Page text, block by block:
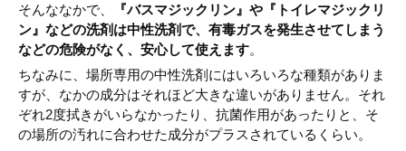
そんななかで、
『バスマジックリン』や『トイレマジックリ
ン』などの洗剤は中性洗剤で、有毒ガスを発生させてしまう
などの危険がなく、安心して使えます。
ちなみに、場所専用の中性洗剤にはいろいろな種類がありま
すが、なかの成分はそれほど大きな違いがありません。それ
ぞれ2度拭きがいらなかったり、抗菌作用があったりと、そ
の場所の汚れに合わせた成分がプラスされているくらい。